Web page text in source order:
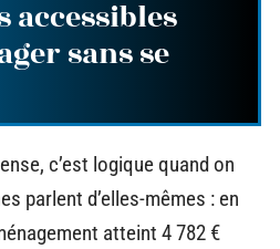
accessibles
sans se
c’est logique quand on
parlent d’elles-mêmes : en
atteint 4 782 €